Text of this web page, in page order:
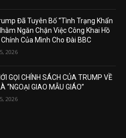
Đã Tuyên Bố “Tình Trạng Khẩn
Ngăn Chặn Việc Công Khai Hồ
Của Mình Cho Đài BBC
2026
GỌI CHÍNH SÁCH CỦA TRUMP VỀ
“NGOẠI GIAO MẪU GIÁO”
2026